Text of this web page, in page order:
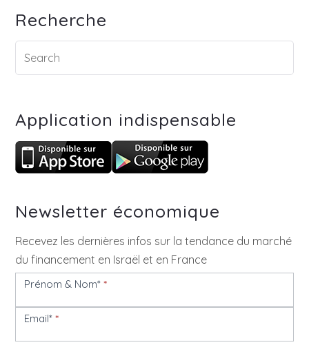
Recherche
Application indispensable
Newsletter économique
Recevez les dernières infos sur la tendance du marché
du financement en Israël et en France
Newsletter
Prénom & Nom**
Email**